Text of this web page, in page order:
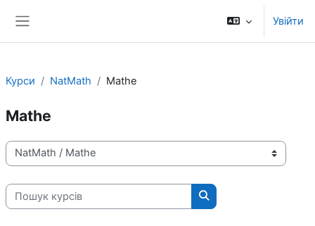
Увійти
Курси NatMath Mathe
Mathe
Категорії курсів
Пошук курсів
Пошук курсів